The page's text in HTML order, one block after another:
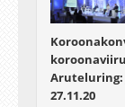
Aruteluring:
27.11.20